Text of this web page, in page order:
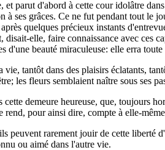
et parut d'abord à cette cour idolâtre
à ses grâces. Ce ne fut pendant tout le
quelques précieux instants
elle, faire connaissance avec ces
d'une beauté miraculeuse: elle erra
tantôt dans des plaisirs éclatants,
les fleurs semblaient naître sous ses
demeure heureuse, que, toujours
pour ainsi dire, compte à elle-
peuvent rarement jouir de cette liberté
ou aimé dans l'autre vie.